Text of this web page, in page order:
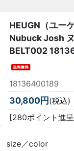
HEUGN（ユーゲ
Nubuck Josh
BELT002
18136400189
30,800円(税込)
[280ポイント進
size／color